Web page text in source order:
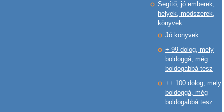
Segítő, jó emberek,
helyek, módszerek,
könyvek
Jó könyvek
+ 99 dolog, mely
boldoggá, még
boldogabbá tesz
++ 100 dolog, mely
boldoggá, még
boldogabbá tesz